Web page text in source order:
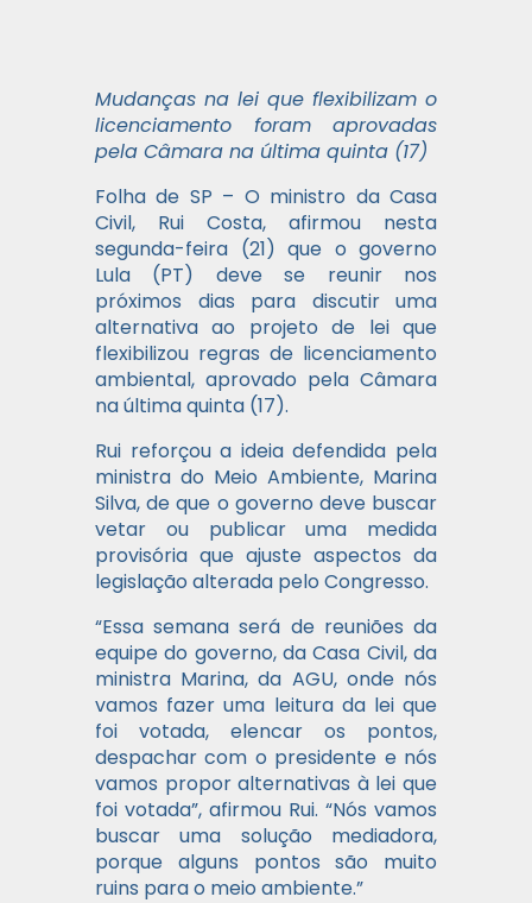
Mudanças na lei que flexibilizam o
licenciamento foram aprovadas
pela Câmara na última quinta (17)
Folha de SP – O ministro da Casa
Civil, Rui Costa, afirmou nesta
segunda-feira (21) que o governo
Lula (PT) deve se reunir nos
próximos dias para discutir uma
alternativa ao projeto de lei que
flexibilizou regras de licenciamento
ambiental, aprovado pela Câmara
na última quinta (17).
Rui reforçou a ideia defendida pela
ministra do Meio Ambiente, Marina
Silva, de que o governo deve buscar
vetar ou publicar uma medida
provisória que ajuste aspectos da
legislação alterada pelo Congresso.
“Essa semana será de reuniões da
equipe do governo, da Casa Civil, da
ministra Marina, da AGU, onde nós
vamos fazer uma leitura da lei que
foi votada, elencar os pontos,
despachar com o presidente e nós
vamos propor alternativas à lei que
foi votada”, afirmou Rui. “Nós vamos
buscar uma solução mediadora,
porque alguns pontos são muito
ruins para o meio ambiente.”